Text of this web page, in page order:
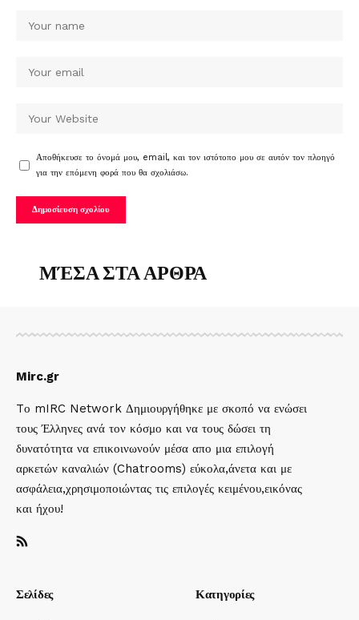
Αποθήκευσε το όνομά μου, email, και τον ιστότοπο μου σε αυτόν τον πλοηγό
για την επόμενη φορά που θα σχολιάσω.
ΜΈΣΑ ΣΤΑ ΑΡΘΡΑ
Mirc.gr
Tο mIRC Network Δημιουργήθηκε με σκοπό να ενώσει
τους Έλληνες ανά τον κόσμο και να τους δώσει τη
δυνατότητα να επικοινωνούν μέσα απο μια επιλογή
αρκετών καναλιών (Chatrooms) εύκολα,άνετα και με
ασφάλεια,χρησιμοποιώντας τις επιλογές κειμένου,εικόνας
και ήχου!
Σελίδες Κατηγορίες